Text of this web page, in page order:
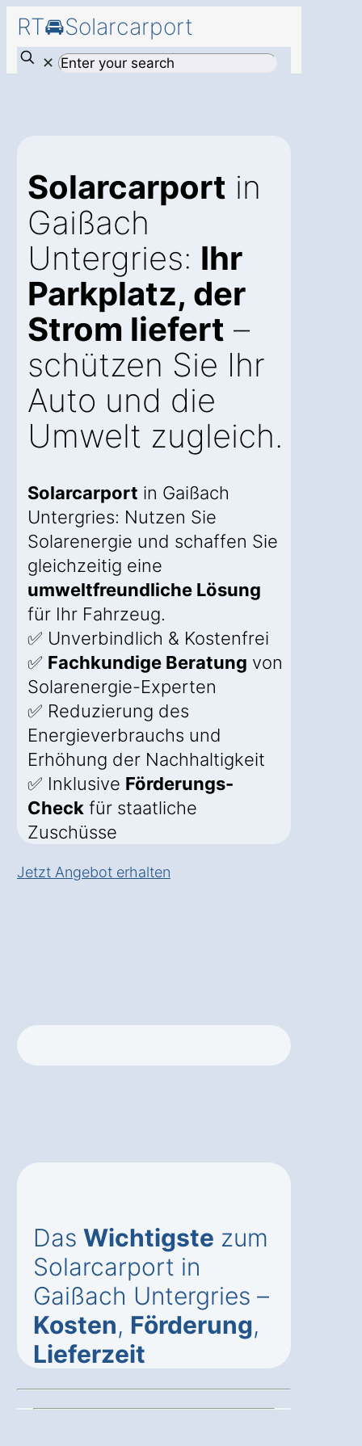
RT🚘Solarcarport
✕
Solarcarport in
Gaißach
Untergries: Ihr
Parkplatz, der
Strom liefert –
schützen Sie Ihr
Auto und die
Umwelt zugleich.
Solarcarport in Gaißach
Untergries: Nutzen Sie
Solarenergie und schaffen Sie
gleichzeitig eine
umweltfreundliche Lösung
für Ihr Fahrzeug.
✅ Unverbindlich & Kostenfrei
✅ Fachkundige Beratung von
Solarenergie-Experten
✅ Reduzierung des
Energieverbrauchs und
Erhöhung der Nachhaltigkeit
✅ Inklusive Förderungs-
Check für staatliche
Zuschüsse
Jetzt Angebot erhalten
Das Wichtigste zum
Solarcarport in
Gaißach Untergries –
Kosten, Förderung,
Lieferzeit